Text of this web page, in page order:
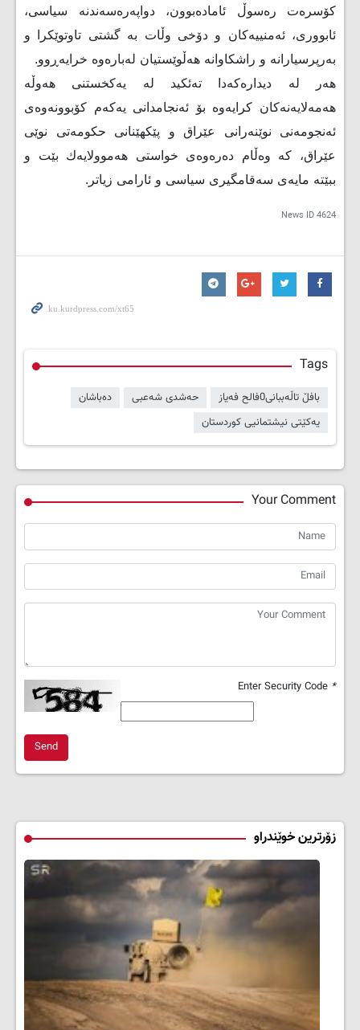
كۆسره‌ت ره‌سوڵ ئاماده‌بوون، دواپه‌ره‌سه‌ندنه‌ سیاسی،
ئابووری، ئه‌منییه‌كان و دۆخی وڵات به‌ گشتی تاوتوێكرا و
به‌رپرسیارانه‌ و راشكاوانه‌ ھه‌ڵوێستیان له‌باره‌وه‌ خرایه‌ڕوو.
ھه‌ر له‌ دیداره‌كه‌دا ته‌ئكید له‌ یه‌كخستنی ھه‌وڵه‌
ھه‌مه‌لایه‌نه‌كان كرایه‌وه‌ بۆ ئه‌نجامدانی یه‌كه‌م كۆبوونه‌وه‌ی
ئه‌نجومه‌نی نوێنه‌رانی عێراق و پێكھێنانی حكومه‌تی نوێی
عێراق، كه‌ وه‌ڵام ده‌ره‌وه‌ی خواستی ھه‌موولایه‌ك بێت و
ببێته‌ مایه‌ی سه‌قامگیری سیاسی و ئارامی زیاتر.
News ID4624
Tags
بافڵ تاڵەببانی0فالح فەیاز حەشدی شەعبی
دەباشان
یەکێتی نیشتمانیی کوردستان
Your Comment
*
Send
زۆرترین خوێندراو